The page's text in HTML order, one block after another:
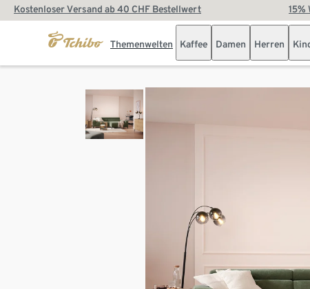
Kostenloser Versand ab 40 CHF Bestellwert 15%
Themenwelten Kaffee Damen Herren